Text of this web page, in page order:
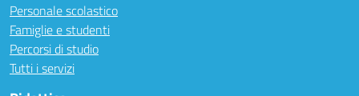
Personale scolastico
Famiglie e studenti
Percorsi di studio
Tutti i servizi